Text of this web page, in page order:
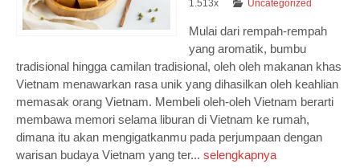
1.513x
Uncategorized
Mulai dari rempah-rempah
yang aromatik, bumbu
tradisional hingga camilan tradisional, oleh oleh makanan khas
Vietnam menawarkan rasa unik yang dihasilkan oleh keahlian
memasak orang Vietnam. Membeli oleh-oleh Vietnam berarti
membawa memori selama liburan di Vietnam ke rumah,
dimana itu akan mengigatkanmu pada perjumpaan dengan
warisan budaya Vietnam yang ter... selengkapnya